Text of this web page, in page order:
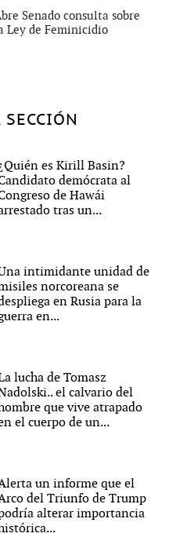
Senado consulta sobre
Ley de Feminicidio
es Kirill Basin?
demócrata al
de Hawái
tras un...
intimidante unidad de
norcoreana se
en Rusia para la
en...
lucha de Tomasz
el calvario del
que vive atrapado
el cuerpo de un...
un informe que el
del Triunfo de Trump
alterar importancia